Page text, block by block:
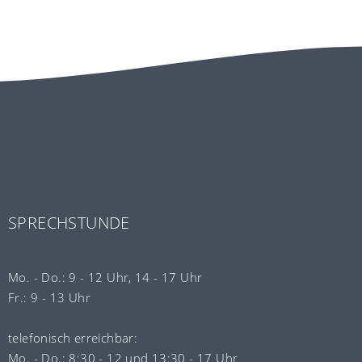
SPRECHSTUNDE
Mo. - Do.: 9 - 12 Uhr, 14 - 17 Uhr
Fr.: 9 - 13 Uhr
telefonisch erreichbar:
Mo. - Do.: 8:30 - 12 und 13:30 - 17 Uhr